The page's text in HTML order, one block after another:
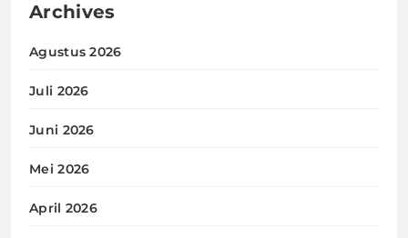
Archives
Agustus 2026
Juli 2026
Juni 2026
Mei 2026
April 2026